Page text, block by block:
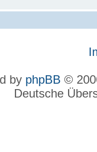
by phpBB ©
Deutsche